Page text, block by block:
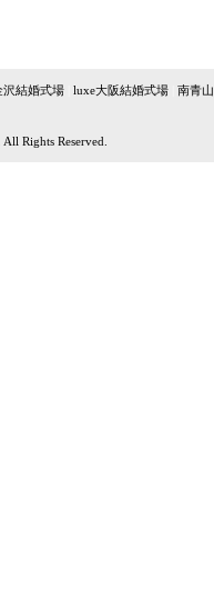
沢結婚式場| luxe大阪結婚式場| 南青山
Rights Reserved.